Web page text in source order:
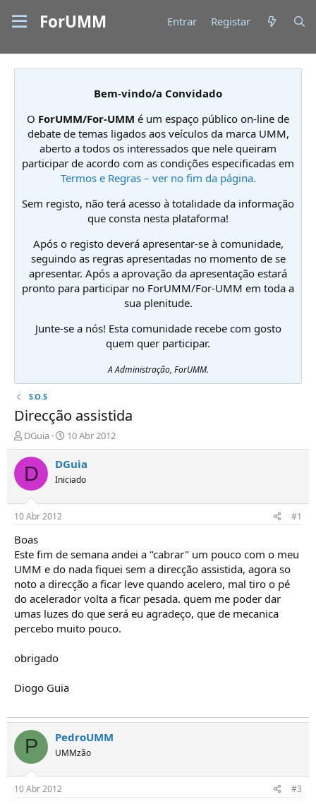
ForUMM Entrar Registar
Bem-vindo/a Convidado
O ForUMM/For-UMM é um espaço público on-line de
debate de temas ligados aos veículos da marca UMM,
aberto a todos os interessados que nele queiram
participar de acordo com as condições especificadas em
Termos e Regras – ver no fim da página.
Sem registo, não terá acesso à totalidade da informação
que consta nesta plataforma!
Após o registo deverá apresentar-se à comunidade,
seguindo as regras apresentadas no momento de se
apresentar. Após a aprovação da apresentação estará
pronto para participar no ForUMM/For-UMM em toda a
sua plenitude.
Junte-se a nós! Esta comunidade recebe com gosto
quem quer participar.
A Administração, ForUMM.
S.O.S
Direcção assistida
I
n
i
i
d
o
r
d
e
T
ó
p
i
c
DGuia
D
a
t
a
d
i
o
10 Abr 2012
D DGuia
Iniciado
10 Abr 2012 #1
Boas
Este fim de semana andei a "cabrar" um pouco com o meu
UMM e do nada fiquei sem a direcção assistida, agora so
noto a direcção a ficar leve quando acelero, mal tiro o pé
do acelerador volta a ficar pesada. quem me poder dar
umas luzes do que será eu agradeço, que de mecanica
percebo muito pouco.
obrigado
Diogo Guia
P PedroUMM
UMMzão
10 Abr 2012 #3